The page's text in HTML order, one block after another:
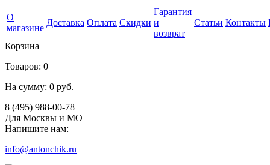
О
магазине
Доставка Оплата Скидки
Гарантия
и
возврат
Статьи Контакты
Корзина
Товаров: 0
На сумму: 0 руб.
8 (495) 988-00-78
Для Москвы и МО
Напишите нам:
info@antonchik.ru